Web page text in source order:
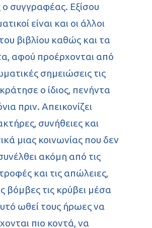
ο συγγραφέας. Εξίσου
είναι και οι άλλοι
βιβλίου καθώς και τα
αφού προέρχονται από
σημειώσεις τις
ο ίδιος, πενήντα
πριν. Απεικονίζει
συνήθειες και
μιας κοινωνίας που δεν
ακόμη από τις
και τις απώλειες,
βόμβες τις κρύβει μέσα
ωθεί τους ήρωες να
πιο κοντά, να
Αρχική
Βιογραφικό
Βιβλία
Κριτικές